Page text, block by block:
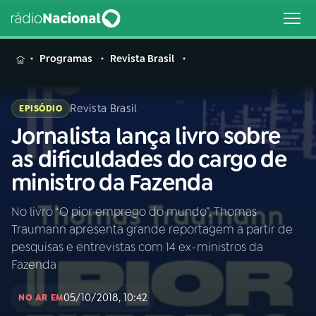
MENU
Buscar
na
Rádio
Nacional
Buscar
AO VIVO
02A RÁDIO
Programas Revista Brasil
EPISÓDIO Revista Brasil
Jornalista lança livro sobre
as dificuldades do cargo de
ministro da Fazenda
No livro “O pior emprego do mundo”, Thomas
Traumann apresenta grande reportagem a partir de
pesquisas e entrevistas com 14 ex-ministros da
Fazenda
NO AR EM05/10/2018, 10:42